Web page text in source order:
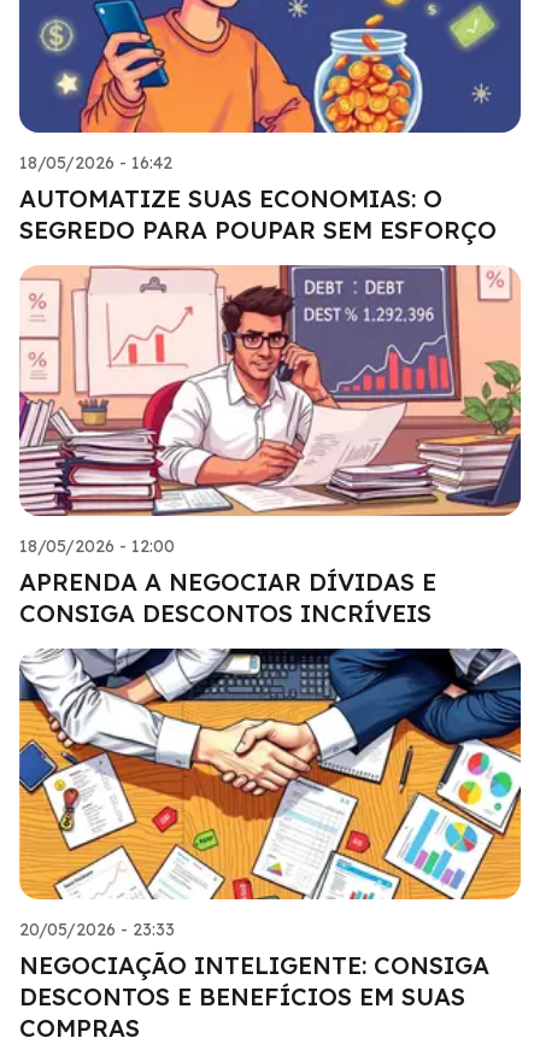
18/05/2026 - 16:42
AUTOMATIZE SUAS ECONOMIAS: O
SEGREDO PARA POUPAR SEM ESFORÇO
18/05/2026 - 12:00
APRENDA A NEGOCIAR DÍVIDAS E
CONSIGA DESCONTOS INCRÍVEIS
20/05/2026 - 23:33
NEGOCIAÇÃO INTELIGENTE: CONSIGA
DESCONTOS E BENEFÍCIOS EM SUAS
COMPRAS